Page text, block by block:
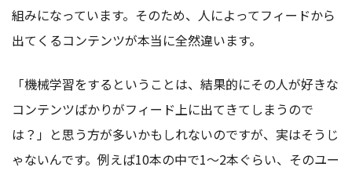
組みになっています。そのため、人によってフィードから
出てくるコンテンツが本当に全然違います。
「機械学習をするということは、結果的にその人が好きな
コンテンツばかりがフィード上に出てきてしまうので
は？」と思う方が多いかもしれないのですが、実はそうじ
ゃないんです。例えば10本の中で1〜2本ぐらい、そのユー